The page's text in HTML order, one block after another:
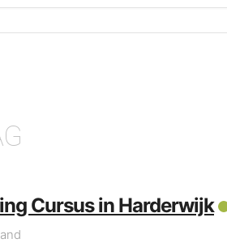
Cursus in Harderwijk